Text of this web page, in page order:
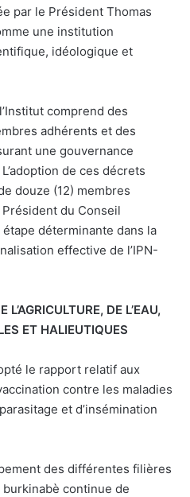
par le Président Thomas
une institution
idéologique et
comprend des
adhérents et des
une gouvernance
de ces décrets
douze (12) membres
du Conseil
déterminante dans la
effective de l’IPN-
DE L’EAU,
ET HALIEUTIQUES
le rapport relatif aux
contre les maladies
et d’insémination
des différentes filières
continue de